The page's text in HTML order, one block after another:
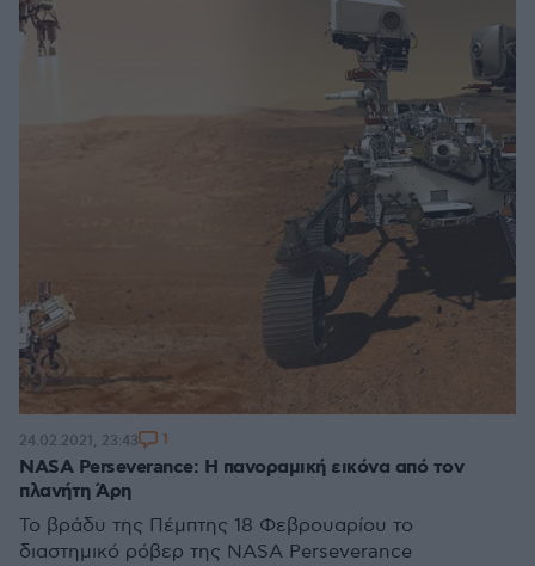
NASA Perseverance: Η πανοραμική εικόνα από τον
πλανήτη Άρη
Το βράδυ της Πέμπτης 18 Φεβρουαρίου το
διαστημικό ρόβερ της NASA Perseverance
24.02.2021, 23:43 1